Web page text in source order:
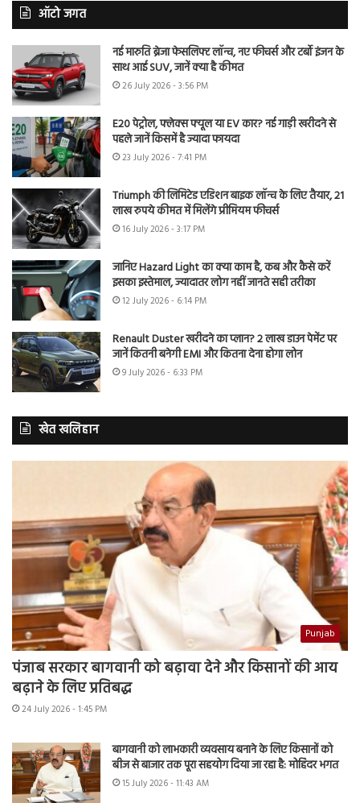
ऑटो जगत
नई मारुति ब्रेजा फेसलिफ्ट लॉन्च, नए फीचर्स और टर्बो इंजन के
साथ आई SUV, जानें क्या है कीमत
26 July 2026 - 3:56 PM
E20 पेट्रोल, फ्लेक्स फ्यूल या EV कार? नई गाड़ी खरीदने से
पहले जानें किसमें है ज्यादा फायदा
23 July 2026 - 7:41 PM
Triumph की लिमिटेड एडिशन बाइक लॉन्च के लिए तैयार, 21
लाख रुपये कीमत में मिलेंगे प्रीमियम फीचर्स
16 July 2026 - 3:17 PM
जानिए Hazard Light का क्या काम है, कब और कैसे करें
इसका इस्तेमाल, ज्यादातर लोग नहीं जानते सही तरीका
12 July 2026 - 6:14 PM
Renault Duster खरीदने का प्लान? 2 लाख डाउन पेमेंट पर
जानें कितनी बनेगी EMI और कितना देना होगा लोन
9 July 2026 - 6:33 PM
खेत खलिहान
Punjab
पंजाब सरकार बागवानी को बढ़ावा देने और किसानों की आय
बढ़ाने के लिए प्रतिबद्ध
24 July 2026 - 1:45 PM
बागवानी को लाभकारी व्यवसाय बनाने के लिए किसानों को
बीज से बाजार तक पूरा सहयोग दिया जा रहा है: मोहिंदर भगत
15 July 2026 - 11:43 AM